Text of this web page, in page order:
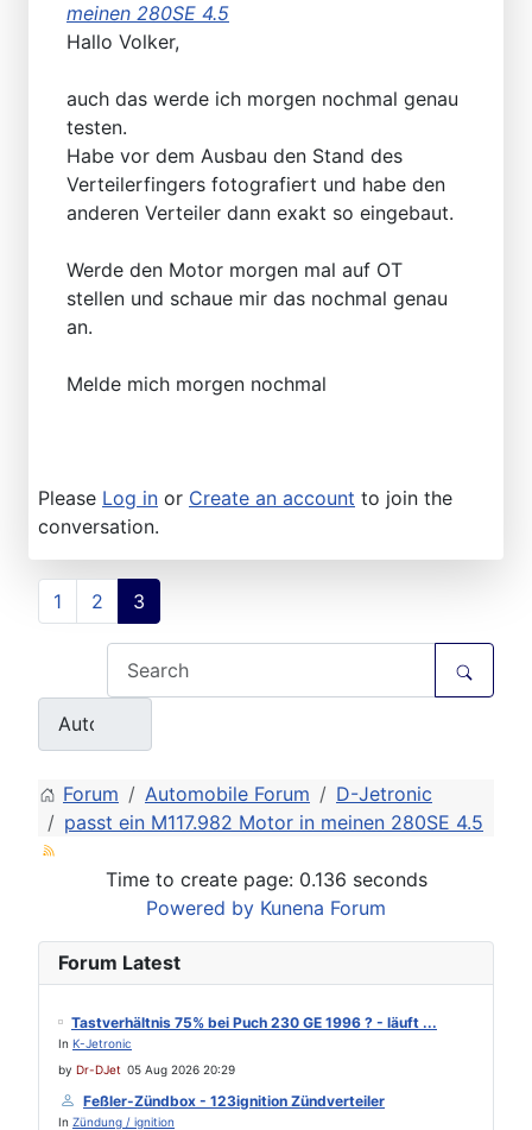
meinen 280SE 4.5
Hallo Volker,
auch das werde ich morgen nochmal genau
testen.
Habe vor dem Ausbau den Stand des
Verteilerfingers fotografiert und habe den
anderen Verteiler dann exakt so eingebaut.
Werde den Motor morgen mal auf OT
stellen und schaue mir das nochmal genau
an.
Melde mich morgen nochmal
Please Log in or Create an account to join the
conversation.
1 2 3
Forum Automobile Forum
D-Jetronic
passt ein M117.982 Motor in meinen 280SE 4.5
Time to create page: 0.136 seconds
Powered by Kunena Forum
Forum Latest
Tastverhältnis 75% bei Puch 230 GE 1996 ? - läuft ...
In K-Jetronic
by Dr-DJet 05 Aug 2026 20:29
Feßler-Zündbox - 123ignition Zündverteiler
In Zündung / ignition